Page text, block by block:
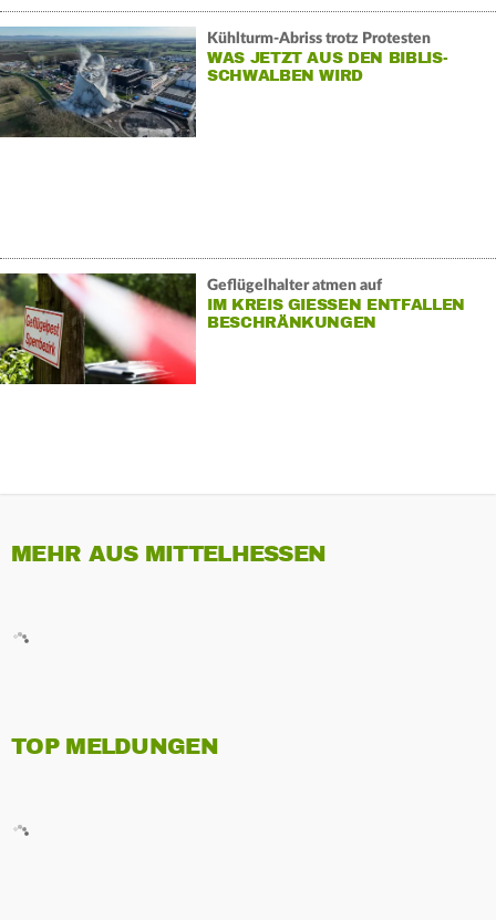
Kühlturm-Abriss trotz Protesten
WAS JETZT AUS DEN BIBLIS-
SCHWALBEN WIRD
Geflügelhalter atmen auf
IM KREIS GIESSEN ENTFALLEN B
ESCHRÄNKUNGEN
MEHR AUS MITTELHESSEN
TOP MELDUNGEN